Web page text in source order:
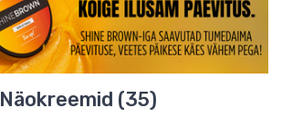
Näokreemid (35)